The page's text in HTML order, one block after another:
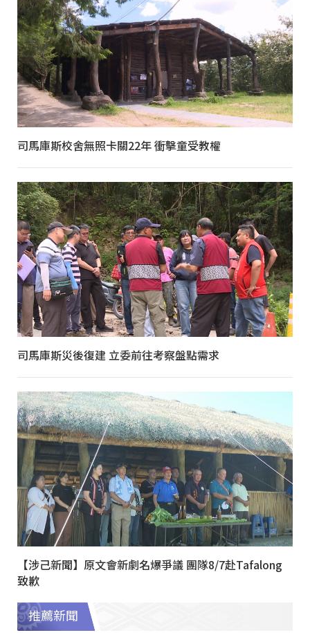
司馬庫斯校舍無照卡關22年 衝擊童受教權
司馬庫斯災後復建 立委前往考察盤點需求
【涉己新聞】原文會新劇名爆爭議 團隊8/7赴Tafalong
致歉
推薦新聞